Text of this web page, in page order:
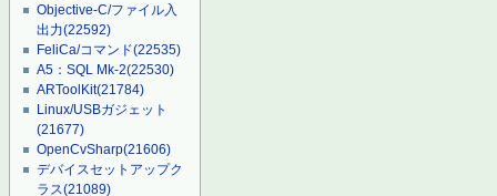
Objective-C/ファイル入
出力(22592)
FeliCa/コマンド(22535)
A5：SQL Mk-2(22530)
ARToolKit(21784)
Linux/USBガジェット
(21677)
OpenCvSharp(21606)
デバイスセットアップク
ラス(21089)